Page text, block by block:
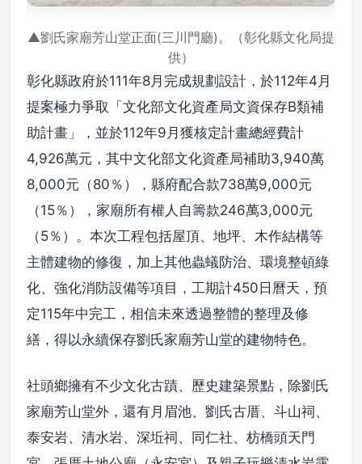
▲劉氏家廟芳山堂正面(三川門廳)。（彰化縣文化局提
供）
彰化縣政府於111年8月完成規劃設計，於112年4月
提案極力爭取「文化部文化資產局文資保存B類補
助計畫」，並於112年9月獲核定計畫總經費計
4,926萬元，其中文化部文化資產局補助3,940萬
8,000元（80％），縣府配合款738萬9,000元
（15％），家廟所有權人自籌款246萬3,000元
（5％）。本次工程包括屋頂、地坪、木作結構等
主體建物的修復，加上其他蟲蟻防治、環境整頓綠
化、強化消防設備等項目，工期計450日曆天，預
定115年中完工，相信未來透過整體的整理及修
繕，得以永續保存劉氏家廟芳山堂的建物特色。
社頭鄉擁有不少文化古蹟、歷史建築景點，除劉氏
家廟芳山堂外，還有月眉池、劉氏古厝、斗山祠、
泰安岩、清水岩、深坵祠、同仁社、枋橋頭天門